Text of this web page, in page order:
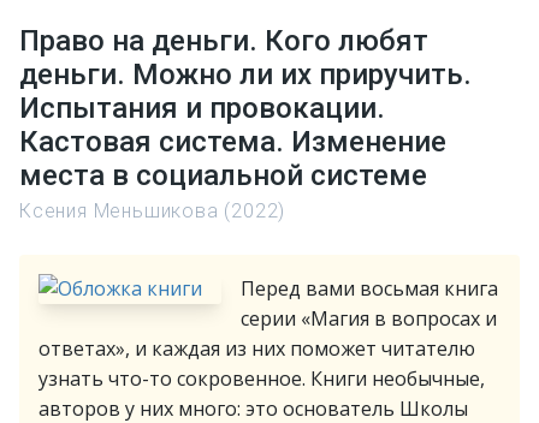
Право на деньги. Кого любят
деньги. Можно ли их приручить.
Испытания и провокации.
Кастовая система. Изменение
места в социальной системе
Ксения Меньшикова (2022)
Перед вами восьмая книга
серии «Магия в вопросах и
ответах», и каждая из них поможет читателю
узнать что-то сокровенное. Книги необычные,
авторов у них много: это основатель Школы